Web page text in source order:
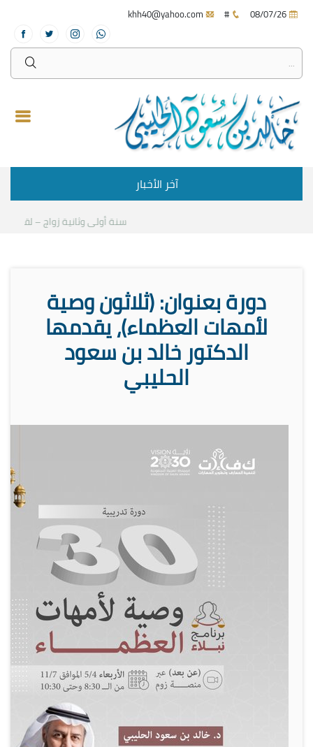
#
آخر الأخبار
سنة أولى وثانية زواج – لقاء مع
دورة بعنوان: (ثلاثون وصية
لأمهات العظماء)، يقدمها
الدكتور خالد بن سعود
الحليبي